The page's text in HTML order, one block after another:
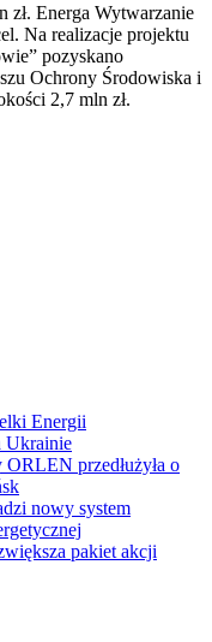
zł. Energa Wytwarzanie
Na realizacje projektu
pozyskano
Ochrony Środowiska i
2,7 mln zł.
Energii
Ukrainie
przedłużyła o
nowy system
pakiet akcji